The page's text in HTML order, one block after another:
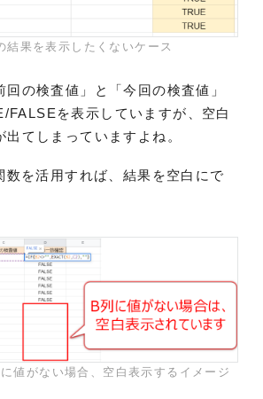
結果を表示したくないケース
回の検査値」と「今回の検査値」
FALSEを表示していますが、空白
てしまっていますよね。
数を活用すれば、結果を空白にで
値がない場合、空白表示するイメージ